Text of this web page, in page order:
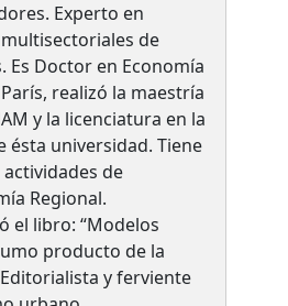
Experto en
de
Es Doctor en Economía
realizó la maestría
y la licenciatura en la
ésta universidad. Tiene
de
Regional.
el libro: “Modelos
producto de la
y ferviente